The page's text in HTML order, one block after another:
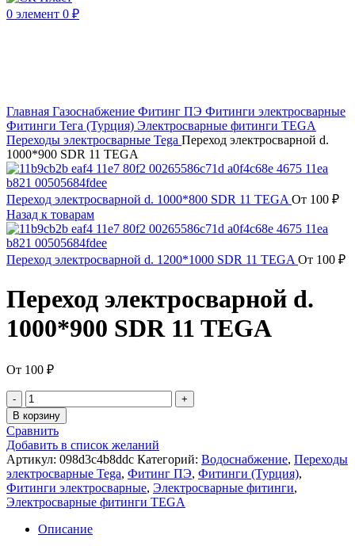
0 элемент 0 ₽
Главная Газоснабжение Фитинг ПЭ Фитинги электросварные
Фитинги Тега (Турция) Электросварные фитинги TEGA
Переходы электросварные Tega Переход электросварной d.
1000*900 SDR 11 TEGA
Переход электросварной d. 1000*800 SDR 11 TEGA От 100 ₽
Назад к товарам
Переход электросварной d. 1200*1000 SDR 11 TEGA От 100 ₽
Переход электросварной d.
1000*900 SDR 11 TEGA
От 100 ₽
В корзину
Сравнить
Добавить в список желаний
Артикул: 098d3c4b8ddc Категорий: Водоснабжение, Переходы
электросварные Tega, Фитинг ПЭ, Фитинги (Турция),
Фитинги электросварные, Электросварные фитинги,
Электросварные фитинги TEGA
Описание